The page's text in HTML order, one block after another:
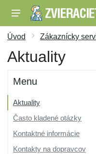
Úvod Zákaznícky
Aktuality
Menu
Aktuality
Často kladené otázky
Kontaktné informácie
Kontakty na dopravcov